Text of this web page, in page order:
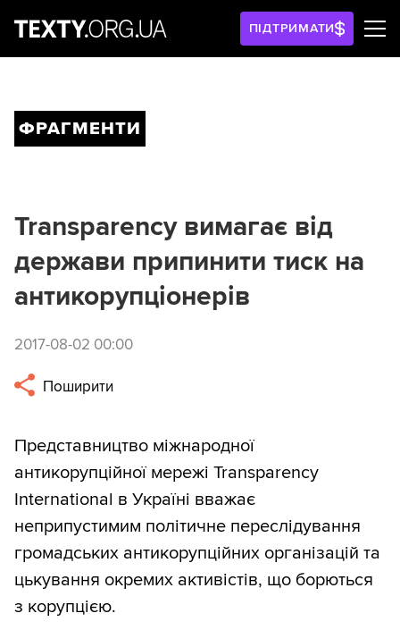
ПІДТРИМАТИ
ФРАГМЕНТИ
Transparency вимагає від
держави припинити тиск на
антикорупціонерів
2017-08-02 00:00
Поширити
Представництво міжнародної
антикорупційної мережі Transparency
International в Україні вважає
неприпустимим політичне переслідування
громадських антикорупційних організацій та
цькування окремих активістів, що борються
з корупцією.